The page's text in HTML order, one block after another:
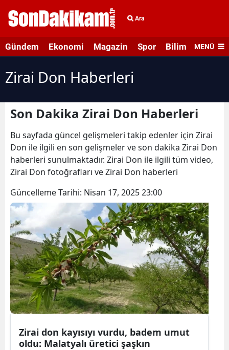
Ara
Gündem Ekonomi Magazin Spor Bilim veMENÜ
Zirai Don Haberleri
Son Dakika Zirai Don Haberleri
Bu sayfada güncel gelişmeleri takip edenler için Zirai
Don ile ilgili en son gelişmeler ve son dakika Zirai Don
haberleri sunulmaktadır. Zirai Don ile ilgili tüm video,
Zirai Don fotoğrafları ve Zirai Don haberleri
Güncelleme Tarihi: Nisan 17, 2025 23:00
Zirai don kayısıyı vurdu, badem umut
oldu: Malatyalı üretici şaşkın